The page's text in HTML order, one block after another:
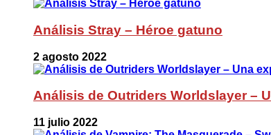
Análisis Stray – Héroe gatuno
2 agosto 2022
Análisis de Outriders Worldslayer –
11 julio 2022